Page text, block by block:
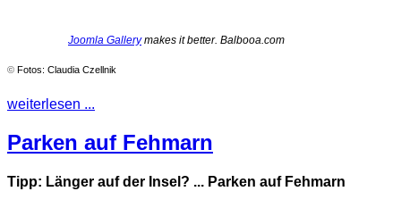
Joomla Gallerymakes it better. Balbooa.com
© Fotos: Claudia Czellnik
weiterlesen ...
Parken auf Fehmarn
Tipp: Länger auf der Insel? ... Parken auf Fehmarn